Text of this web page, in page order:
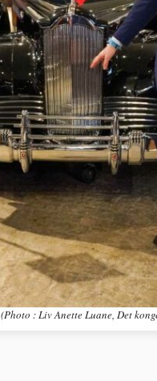
(Photo : Liv Anette Luane, Det